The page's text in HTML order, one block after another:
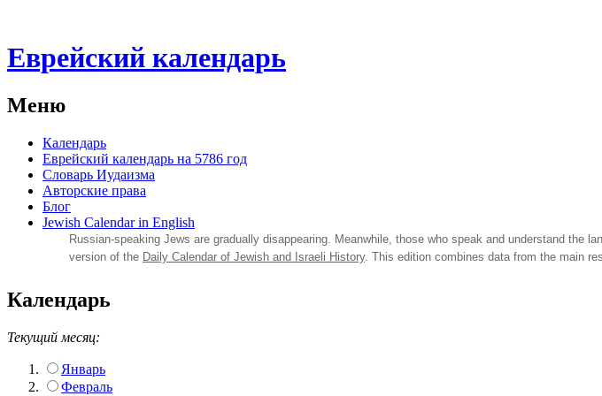
Еврейский календарь
Меню
Календарь
Еврейский календарь на 5786 год
Словарь Иудаизма
Авторские права
Блог
Jewish Calendar in English
Russian‑speaking Jews are gradually disappearing. Meanwhile, those who speak and understand the
version of the Daily Calendar of Jewish and Israeli History. This edition combines data from the main
Календарь
Текущий месяц:
Январь
Февраль